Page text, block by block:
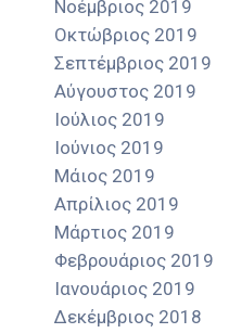
Νοέμβριος 2019
Οκτώβριος 2019
Σεπτέμβριος 2019
Αύγουστος 2019
Ιούλιος 2019
Ιούνιος 2019
Μάιος 2019
Απρίλιος 2019
Μάρτιος 2019
Φεβρουάριος 2019
Ιανουάριος 2019
Δεκέμβριος 2018